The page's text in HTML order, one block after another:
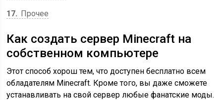
17
Прочее
Как создать сервер Minecraft на
собственном компьютере
Этот способ хорош тем, что доступен бесплатно всем
обладателям Minecraft. Кроме того, вы даже сможете
устанавливать на свой сервер любые фанатские моды.